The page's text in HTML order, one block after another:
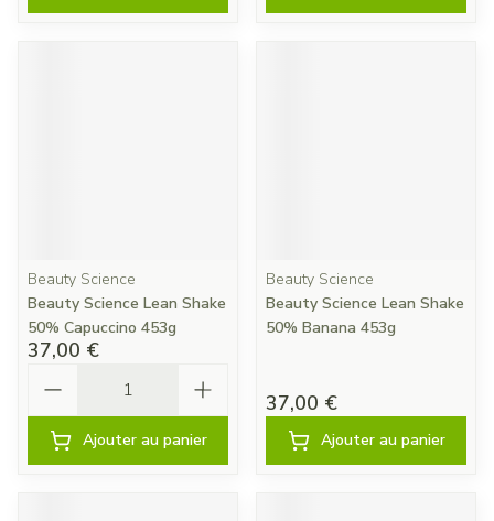
Beauty Science
Beauty Science Lean Shake
50% Capuccino 453g
37,00 €
Ajouter au panier
Beauty Science
Beauty Science Lean Shake
50% Banana 453g
37,00 €
Ajouter au panier